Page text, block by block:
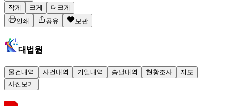
작게
크게
더크게
인쇄
공유 보관
대법원
물건내역 사건내역 기일내역 송달내역 현황조사
지도
사진보기